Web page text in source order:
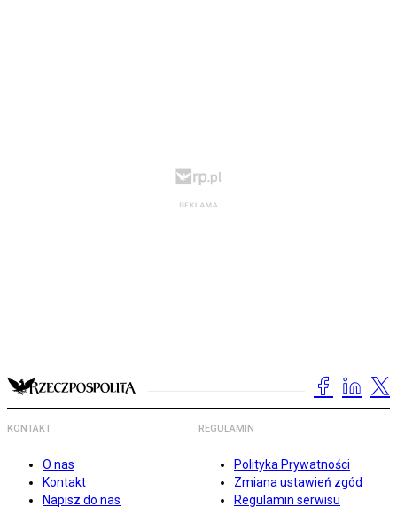
KONTAKT
O nas
Kontakt
Napisz do nas
REGULAMIN
Polityka Prywatności
Zmiana ustawień zgód
Regulamin serwisu